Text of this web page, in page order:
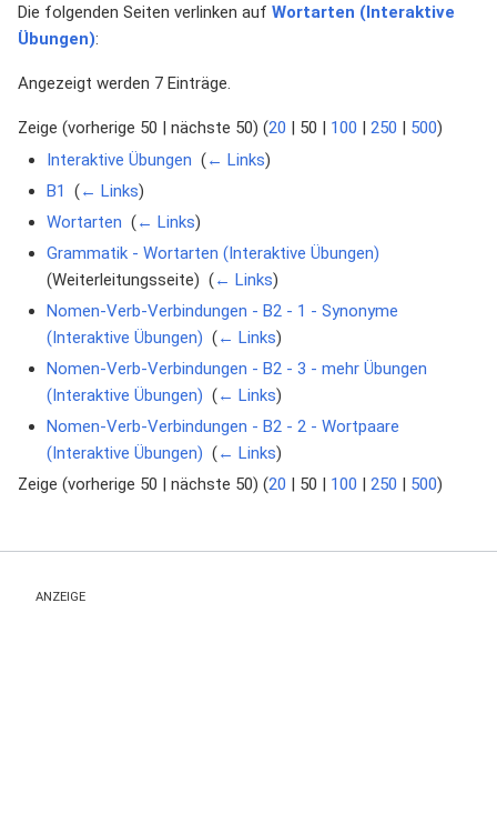
Die folgenden Seiten verlinken auf Wortarten (Interaktive
Übungen):
Angezeigt werden 7 Einträge.
Zeige (vorherige 50 nächste 50) (20 50 100 250 500)
Interaktive Übungen (← Links)
B1
(← Links)
Wortarten (← Links)
Grammatik - Wortarten (Interaktive Übungen)
(Weiterleitungsseite) ‎ (← Links)
Nomen-Verb-Verbindungen - B2 - 1 - Synonyme
(Interaktive Übungen) (← Links)
Nomen-Verb-Verbindungen - B2 - 3 - mehr Übungen
(Interaktive Übungen) (← Links)
Nomen-Verb-Verbindungen - B2 - 2 - Wortpaare
(Interaktive Übungen) (← Links)
Zeige (vorherige 50 | nächste 50) (20 | 50 | 100 | 250 | 500)
ANZEIGE